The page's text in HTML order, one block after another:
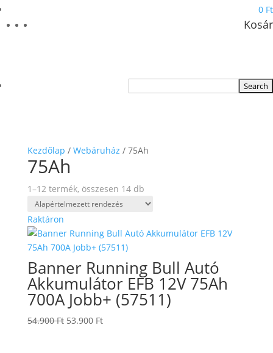
0 Ft
Kosár
Kezdőlap / Webáruház / 75Ah
75Ah
1–12 termék, összesen 14 db
Raktáron
Banner Running Bull Autó
Akkumulátor EFB 12V 75Ah
700A Jobb+ (57511)
54.900Ft Original
53.900 FtCurrent